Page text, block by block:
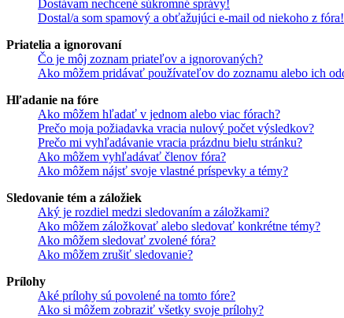
Dostávam nechcené súkromné správy!
Dostal/a som spamový a obťažujúci e-mail od niekoho z fóra!
Priatelia a ignorovaní
Čo je môj zoznam priateľov a ignorovaných?
Ako môžem pridávať používateľov do zoznamu alebo ich
Hľadanie na fóre
Ako môžem hľadať v jednom alebo viac fórach?
Prečo moja požiadavka vracia nulový počet výsledkov?
Prečo mi vyhľadávanie vracia prázdnu bielu stránku?
Ako môžem vyhľadávať členov fóra?
Ako môžem nájsť svoje vlastné príspevky a témy?
Sledovanie tém a záložiek
Aký je rozdiel medzi sledovaním a záložkami?
Ako môžem záložkovať alebo sledovať konkrétne témy?
Ako môžem sledovať zvolené fóra?
Ako môžem zrušiť sledovanie?
Prílohy
Aké prílohy sú povolené na tomto fóre?
Ako si môžem zobraziť všetky svoje prílohy?